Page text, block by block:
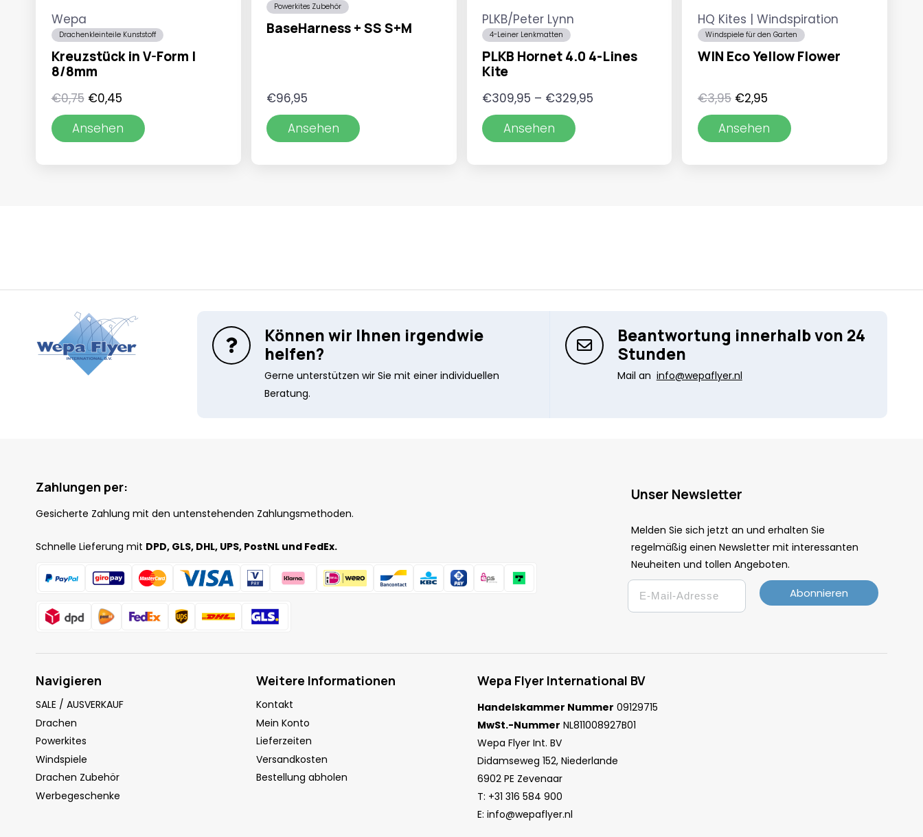
Wepa
Drachenkleinteile Kunststoff
Kreuzstück in V-Form |
8/8mm
€0,75 Ursprünglicher
Preis
war:
€0,45Aktueller
Preis
ist:
Ansehen
Powerkites Zubehör
BaseHarness + SS S+M
€96,95
Ansehen
PLKB/Peter Lynn
4-Leiner Lenkmatten
PLKB Hornet 4.0 4-Lines
Kite
€309,95 – €329,95
Ansehen
HQ Kites | Windspiration
Windspiele für den Garten
WIN Eco Yellow Flower
€3,95 Ursprünglicher
Preis
war:
€2,95Aktueller
Preis
ist:
Ansehen
Können wir Ihnen irgendwie
helfen?
Gerne unterstützen wir Sie mit einer individuellen
Beratung.
Beantwortung innerhalb von 24
Stunden
Mail an info@wepaflyer.nl
Zahlungen per:
Gesicherte Zahlung mit den untenstehenden Zahlungsmethoden.
Schnelle Lieferung mit DPD, GLS, DHL, UPS, PostNL und FedEx.
Unser Newsletter
Melden Sie sich jetzt an und erhalten Sie
regelmäßig einen Newsletter mit interessanten
Neuheiten und tollen Angeboten.
Email
Abonnieren
Navigieren
SALE / AUSVERKAUF
Drachen
Powerkites
Windspiele
Drachen Zubehör
Werbegeschenke
Weitere Informationen
Kontakt
Mein Konto
Lieferzeiten
Versandkosten
Bestellung abholen
Wepa Flyer International BV
Handelskammer Nummer 09129715
MwSt.-Nummer NL811008927B01
Wepa Flyer Int. BV
Didamseweg 152, Niederlande
6902 PE Zevenaar
T: +31 316 584 900
E: info@wepaflyer.nl